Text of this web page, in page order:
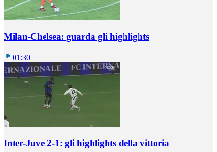
Milan-Chelsea: guarda gli highlights
01:30
Inter-Juve 2-1: gli highlights della vittoria